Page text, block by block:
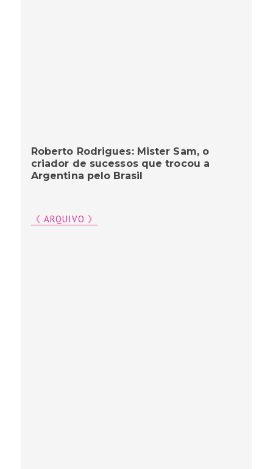
Roberto Rodrigues: Mister Sam, o
criador de sucessos que trocou a
Argentina pelo Brasil
《 ARQUIVO 》